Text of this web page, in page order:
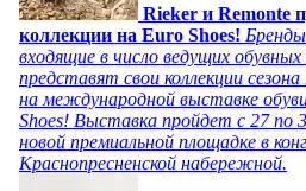
Rieker и Remonte
коллекции на Euro Shoes!
входящие в число ведущих
представят свои коллекции
на международной выставке
Shoes! Выставка пройдет c 27 по
новой премиальной площадке в
Краснопресненской набережной.